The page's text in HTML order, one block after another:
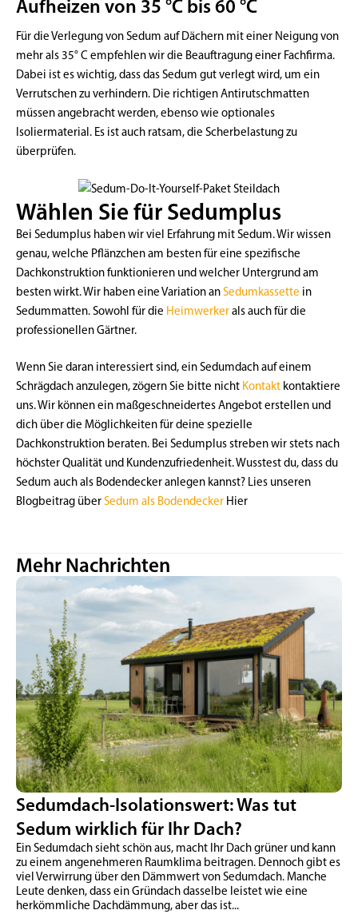
Aufheizen von 35 °C bis 60 °C
Für die Verlegung von Sedum auf Dächern mit einer Neigung von
mehr als 35° C empfehlen wir die Beauftragung einer Fachfirma.
Dabei ist es wichtig, dass das Sedum gut verlegt wird, um ein
Verrutschen zu verhindern. Die richtigen Antirutschmatten
müssen angebracht werden, ebenso wie optionales
Isoliermaterial. Es ist auch ratsam, die Scherbelastung zu
überprüfen.
Wählen Sie für Sedumplus
Bei Sedumplus haben wir viel Erfahrung mit Sedum. Wir wissen
genau, welche Pflänzchen am besten für eine spezifische
Dachkonstruktion funktionieren und welcher Untergrund am
besten wirkt. Wir haben eine Variation anSedumkassette in
Sedummatten. Sowohl für die Heimwerkerals auch für die
professionellen Gärtner.
Wenn Sie daran interessiert sind, ein Sedumdach auf einem
Schrägdach anzulegen, zögern Sie bitte nicht Kontakt kontaktiere
uns. Wir können ein maßgeschneidertes Angebot erstellen und
dich über die Möglichkeiten für deine spezielle
Dachkonstruktion beraten. Bei Sedumplus streben wir stets nach
höchster Qualität und Kundenzufriedenheit. Wusstest du, dass du
Sedum auch als Bodendecker anlegen kannst? Lies unseren
Blogbeitrag überSedum als Bodendecker Hier
Mehr Nachrichten
Sedumdach-Isolationswert: Was tut
Sedum wirklich für Ihr Dach?
Ein Sedumdach sieht schön aus, macht Ihr Dach grüner und kann
zu einem angenehmeren Raumklima beitragen. Dennoch gibt es
viel Verwirrung über den Dämmwert von Sedumdach. Manche
Leute denken, dass ein Gründach dasselbe leistet wie eine
herkömmliche Dachdämmung, aber das ist...